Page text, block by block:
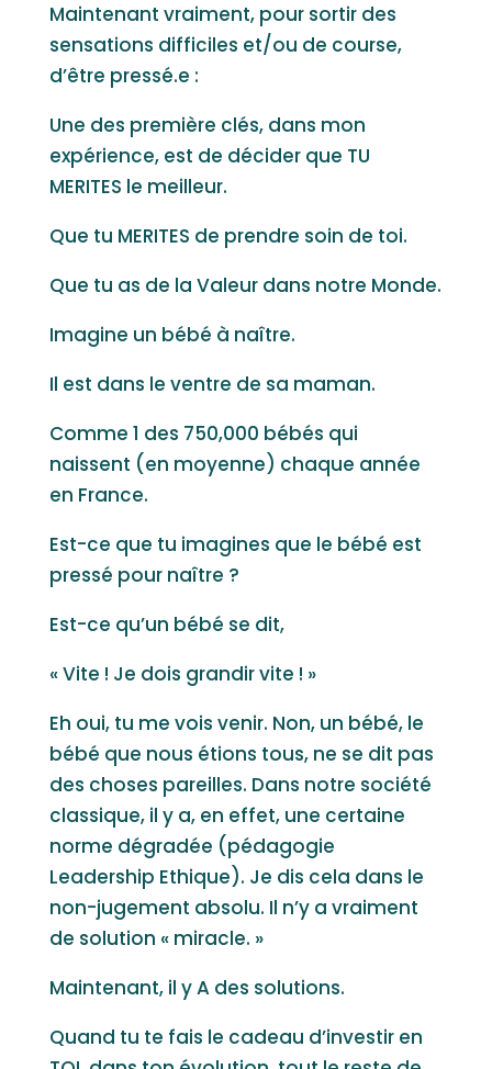
Maintenant vraiment, pour sortir des
sensations difficiles et/ou de course,
d’être pressé.e :
Une des première clés, dans mon
expérience, est de décider que TU
MERITES le meilleur.
Que tu MERITES de prendre soin de toi.
Que tu as de la Valeur dans notre Monde.
Imagine un bébé à naître.
Il est dans le ventre de sa maman.
Comme 1 des 750,000 bébés qui
naissent (en moyenne) chaque année
en France.
Est-ce que tu imagines que le bébé est
pressé pour naître ?
Est-ce qu’un bébé se dit,
« Vite ! Je dois grandir vite ! »
Eh oui, tu me vois venir. Non, un bébé, le
bébé que nous étions tous, ne se dit pas
des choses pareilles. Dans notre société
classique, il y a, en effet, une certaine
norme dégradée (pédagogie
Leadership Ethique). Je dis cela dans le
non-jugement absolu. Il n’y a vraiment
de solution « miracle. »
Maintenant, il y A des solutions.
Quand tu te fais le cadeau d’investir en